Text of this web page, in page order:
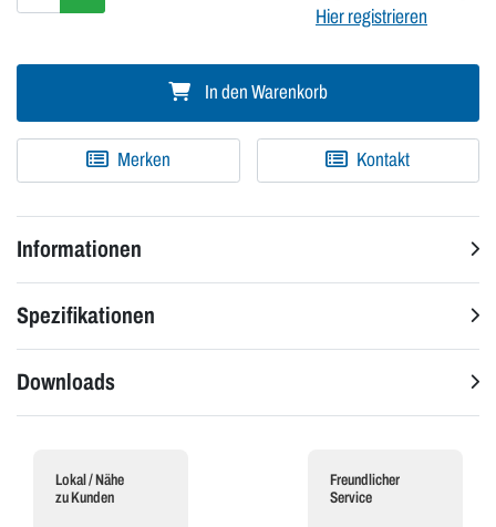
Hier registrieren
In den Warenkorb
Merken Kontakt
Informationen
Spezifikationen
Downloads
Lokal / Nähe
zu Kunden
Freundlicher
Service